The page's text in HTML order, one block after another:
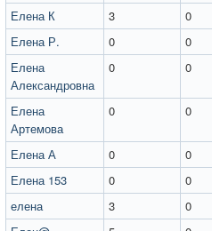
Елена К 3
0
Елена Р.
0 0
Елена
Александровна
0 0
Елена
Артемова
0 0
Елена А 0
0
Елена 153
0
0
елена
3 0